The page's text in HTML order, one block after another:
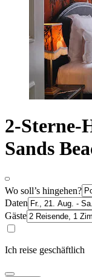
2-Sterne-
Sands
Wo soll’s hingehen?
Daten
Gäste
Ich reise geschäftlich